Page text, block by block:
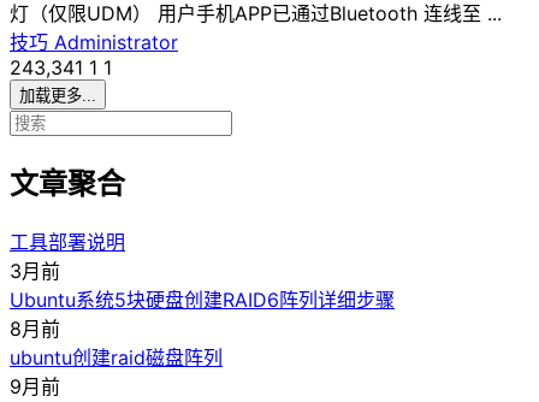
灯（仅限UDM） 用户手机APP已通过Bluetooth 连线至 ...
技巧 Administrator
243,341 1 1
加载更多...
文章聚合
工具部署说明
3月前
Ubuntu系统5块硬盘创建RAID6阵列详细步骤
8月前
ubuntu创建raid磁盘阵列
9月前